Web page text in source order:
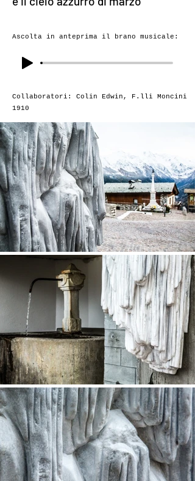
Ascolta in anteprima il brano musicale:
Collaboratori: Colin Edwin, F.lli Moncini
1910